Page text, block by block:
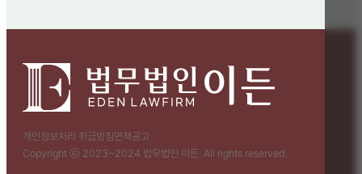
개인정보처리 취급방침 면책공고
Copyright ⓒ 2023~2024 법무법인 이든. All rights reserved.